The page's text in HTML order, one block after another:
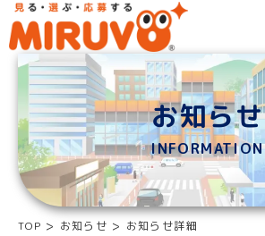
お知らせ
INFORMATION
TOP お知らせ お知らせ詳細